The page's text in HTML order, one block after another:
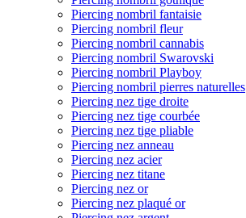
Piercing nombril fantaisie
Piercing nombril fleur
Piercing nombril cannabis
Piercing nombril Swarovski
Piercing nombril Playboy
Piercing nombril pierres naturelles
Piercing nez tige droite
Piercing nez tige courbée
Piercing nez tige pliable
Piercing nez anneau
Piercing nez acier
Piercing nez titane
Piercing nez or
Piercing nez plaqué or